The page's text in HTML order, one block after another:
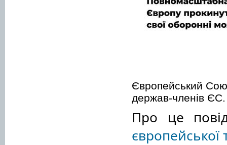
Європейський
держав-членів ЄС.
Про це
європейської